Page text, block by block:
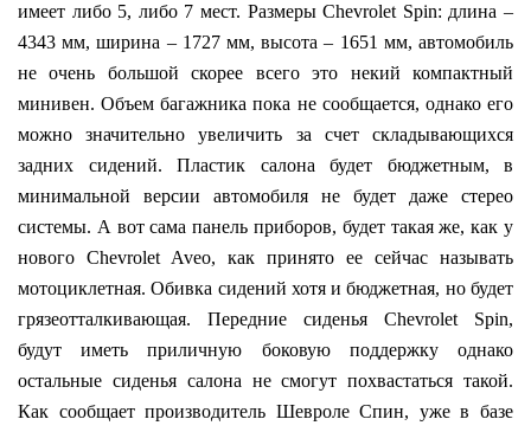
имеет либо 5, либо 7 мест. Размеры Сhevrolet Spin: длина –
4343 мм, ширина – 1727 мм, высота – 1651 мм, автомобиль
не очень большой скорее всего это некий компактный
минивен. Объем багажника пока не сообщается, однако его
можно значительно увеличить за счет складывающихся
задних сидений. Пластик салона будет бюджетным, в
минимальной версии автомобиля не будет даже стерео
системы. А вот сама панель приборов, будет такая же, как у
нового Chevrolet Aveo, как принято ее сейчас называть
мотоциклетная. Обивка сидений хотя и бюджетная, но будет
грязеотталкивающая. Передние сиденья Сhevrolet Spin,
будут иметь приличную боковую поддержку однако
остальные сиденья салона не смогут похвастаться такой.
Как сообщает производитель Шевроле Спин, уже в базе